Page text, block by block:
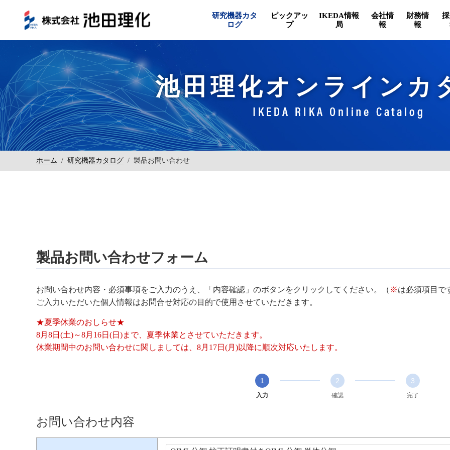
研究機器カタ
ログ
ピックアッ
プ
IKEDA情報
局
会社情
報
財務情
報
池田理化オンラインカ
ホーム / 研究機器カタログ / 製品お問い合わせ
製品お問い合わせフォーム
お問い合わせ内容・必須事項をご入力のうえ、「内容確認」のボタンをクリックしてください。（ ※は必須項目で
ご入力いただいた個人情報はお問合せ対応の目的で使用させていただきます。
★夏季休業のおしらせ★
8月8日(土)～8月16日(日)まで、夏季休業とさせていただきます。
休業期間中のお問い合わせに関しましては、8月17日(月)以降に順次対応いたします。
1
入力
2
確認
3
完了
お問い合わせ内容